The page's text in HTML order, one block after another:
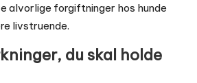
alvorlige forgiftninger hos hunde
livstruende.
du skal holde